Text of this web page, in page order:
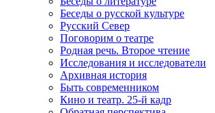
Беседы о русской культуре
Русский Север
Поговорим о театре
Родная речь. Второе чтение
Исследования и исследователи
Архивная история
Быть современником
Кино и театр. 25-й кадр